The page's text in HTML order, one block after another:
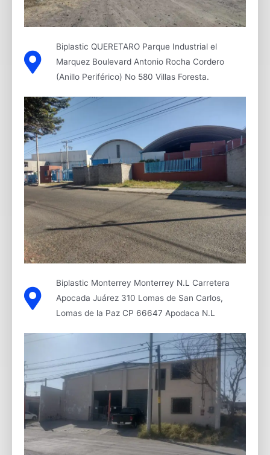
Biplastic QUERETARO Parque Industrial el
Marquez Boulevard Antonio Rocha Cordero
(Anillo Periférico) No 580 Villas Foresta.
Biplastic Monterrey Monterrey N.L Carretera
Apocada Juárez 310 Lomas de San Carlos,
Lomas de la Paz CP 66647 Apodaca N.L